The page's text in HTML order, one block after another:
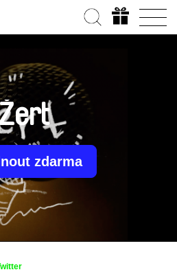
zdarma